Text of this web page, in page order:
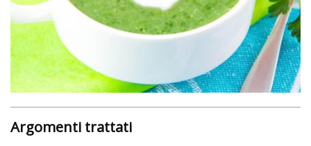
Argomenti trattati